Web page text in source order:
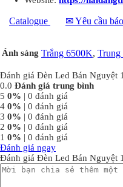
Catalogue ✉ Yêu cầu
Ánh sáng Trắng 6500K,
Đánh giá Đèn Led Bán Nguyệt
0.0 Đánh giá trung bình
5 0% | 0 đánh giá
4 0% | 0 đánh giá
3 0% | 0 đánh giá
2 0% | 0 đánh giá
1 0% | 0 đánh giá
Đánh giá ngay
Đánh giá Đèn Led Bán Nguyệt